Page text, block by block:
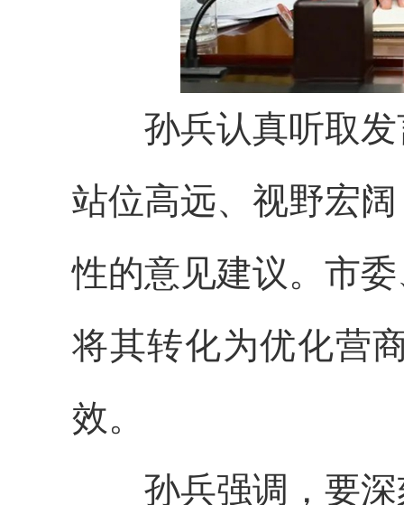
孙兵认真听取发
站位高远、视野宏
性的意见建议。市
将其转化为优化营
效。
孙兵强调，要